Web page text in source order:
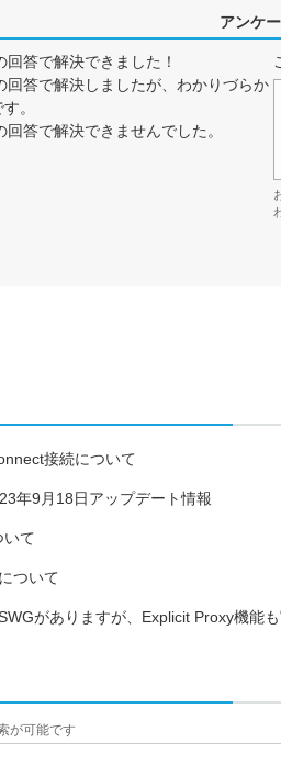
アンケ
回答で解決できました！
回答で解決しましたが、わかりづらか
。
回答で解決できませんでした。
接続について
年9月18日アップデート情報
いて
ついて
がありますが、Explicit Proxy機能も
が可能です